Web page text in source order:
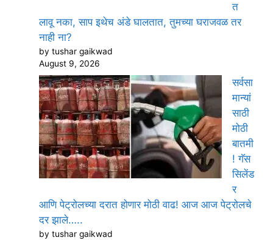
त
लावू नका, साप इथेच अंडे घालतात, तुमच्या घराजवळ तर
नाही ना?
by tushar gaikwad
August 9, 2026
सर्वसा
मान्यां
साठी
मोठी
बातमी
! गॅस
सिलेंड
र
आणि पेट्रोलच्या दरात होणार मोठी वाढ! आज आज पेट्रोलचे
दर झाले…..
by tushar gaikwad